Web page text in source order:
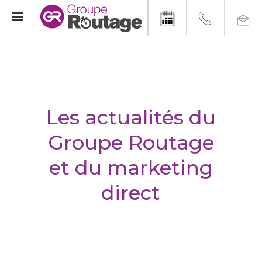
Les actualités du
Groupe Routage
et du marketing
direct